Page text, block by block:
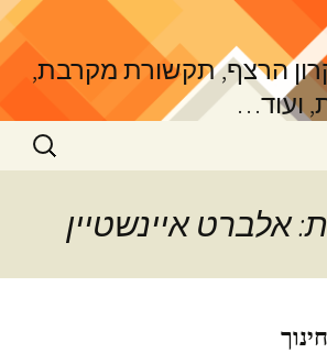
הרצף, תקשורת מקרבת,
ועוד…
חיפוש:
אלברט איינשטיין